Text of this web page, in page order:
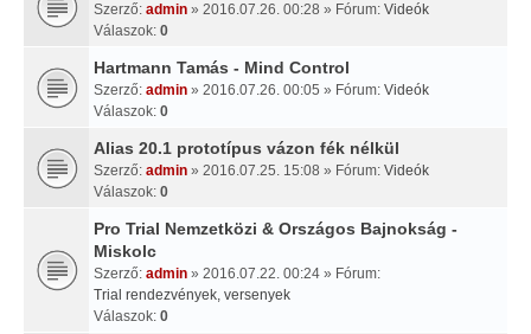
Szerző: admin » 2016.07.26. 00:28 » Fórum: Videók
Válaszok: 0
Hartmann Tamás - Mind Control
Szerző: admin » 2016.07.26. 00:05 » Fórum: Videók
Válaszok: 0
Alias 20.1 prototípus vázon fék nélkül
Szerző: admin » 2016.07.25. 15:08 » Fórum: Videók
Válaszok: 0
Pro Trial Nemzetközi & Országos Bajnokság -
Miskolc
Szerző: admin » 2016.07.22. 00:24 » Fórum:
Trial rendezvények, versenyek
Válaszok: 0